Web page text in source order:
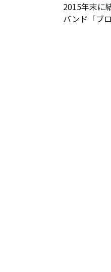
2015年末に
バンド「ブ